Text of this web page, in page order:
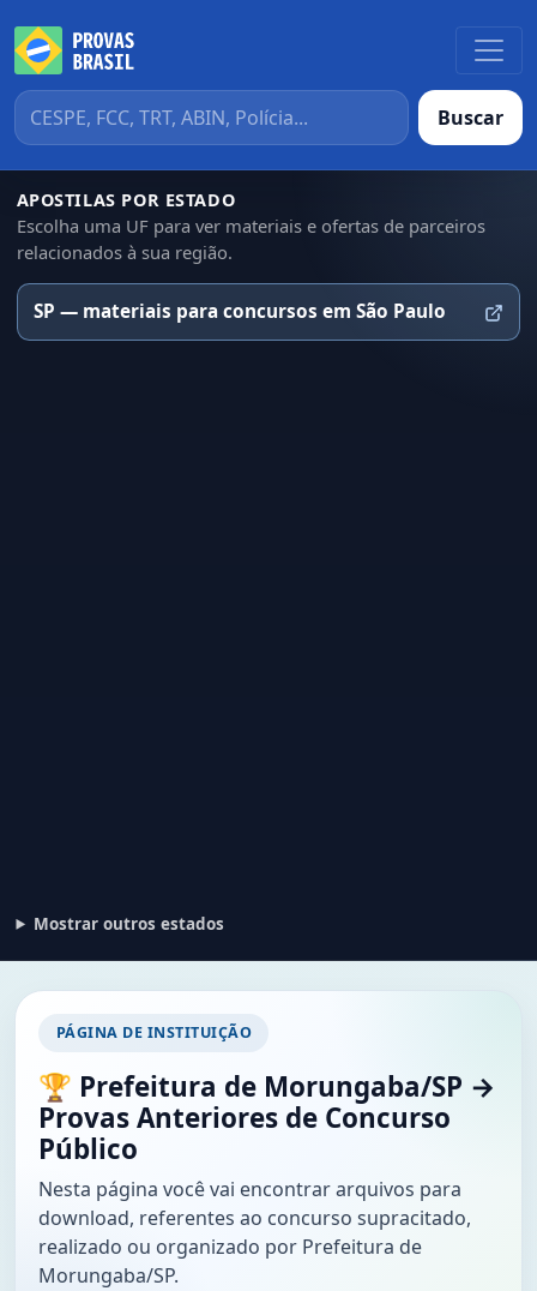
Buscar
APOSTILAS POR ESTADO
Escolha uma UF para ver materiais e ofertas de parceiros
relacionados à sua região.
SP — materiais para concursos em São Paulo
Mostrar outros estados
PÁGINA DE INSTITUIÇÃO
🏆 Prefeitura de Morungaba/SP →
Provas Anteriores de Concurso
Público
Nesta página você vai encontrar arquivos para
download, referentes ao concurso supracitado,
realizado ou organizado por Prefeitura de
Morungaba/SP.